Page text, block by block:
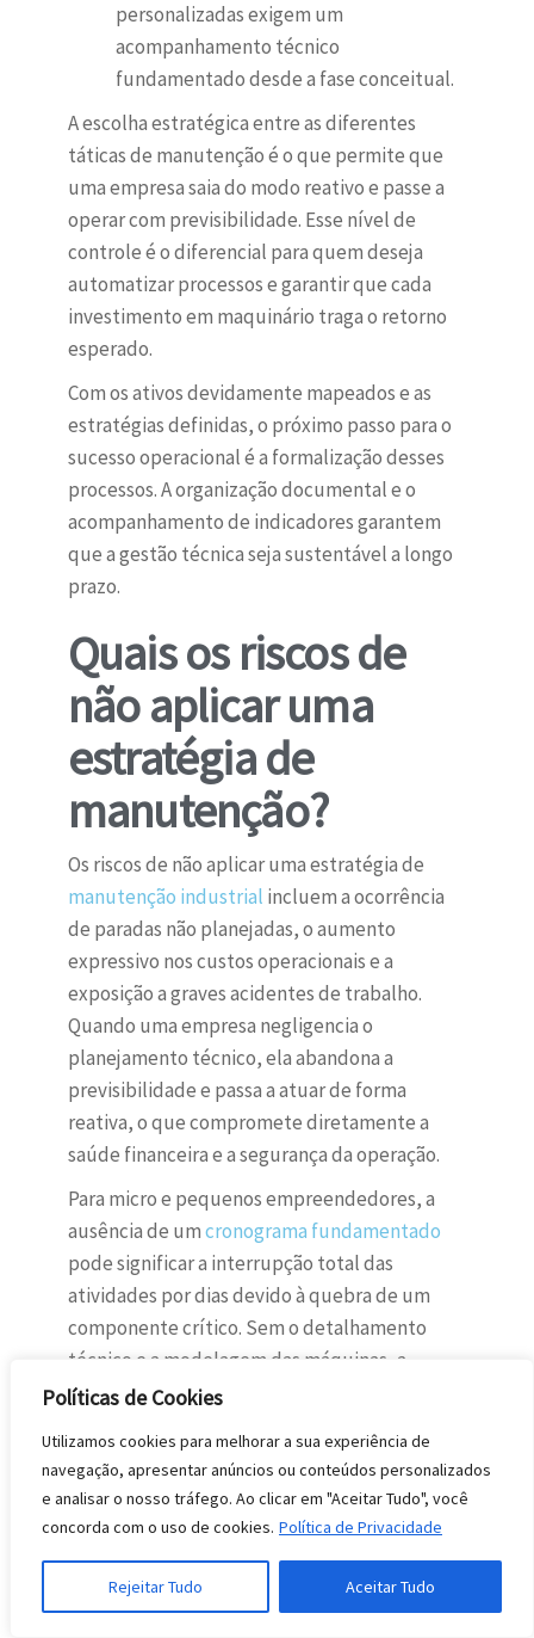
Políticas de Cookies
Utilizamos cookies para melhorar a sua experiência de
navegação, apresentar anúncios ou conteúdos personalizados
e analisar o nosso tráfego. Ao clicar em "Aceitar Tudo", você
concorda com o uso de cookies. Política de Privacidade
Rejeitar Tudo Aceitar Tudo
personalizadas exigem um
acompanhamento técnico
fundamentado desde a fase conceitual.
A escolha estratégica entre as diferentes
táticas de manutenção é o que permite que
uma empresa saia do modo reativo e passe a
operar com previsibilidade. Esse nível de
controle é o diferencial para quem deseja
automatizar processos e garantir que cada
investimento em maquinário traga o retorno
esperado.
Com os ativos devidamente mapeados e as
estratégias definidas, o próximo passo para o
sucesso operacional é a formalização desses
processos. A organização documental e o
acompanhamento de indicadores garantem
que a gestão técnica seja sustentável a longo
prazo.
Quais os riscos de
não aplicar uma
estratégia de
manutenção?
Os riscos de não aplicar uma estratégia de
manutenção industrial incluem a ocorrência
de paradas não planejadas, o aumento
expressivo nos custos operacionais e a
exposição a graves acidentes de trabalho.
Quando uma empresa negligencia o
planejamento técnico, ela abandona a
previsibilidade e passa a atuar de forma
reativa, o que compromete diretamente a
saúde financeira e a segurança da operação.
Para micro e pequenos empreendedores, a
ausência de umcronograma fundamentado
pode significar a interrupção total das
atividades por dias devido à quebra de um
componente crítico. Sem o detalhamento
técnico e a modelagem das máquinas, a
identificação da falha torna-se mais lenta e a
resultando em atrasos nas entregas e perda
de competitividade no mercado.
Ignorarquais são os tipos de manutenção
industriale como aplicá-los gera uma série de
consequências negativas para a planta